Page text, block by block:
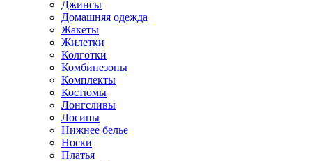
Джинсы
Домашняя одежда
Жакеты
Жилетки
Колготки
Комбинезоны
Комплекты
Костюмы
Лонгсливы
Лосины
Нижнее белье
Носки
Платья